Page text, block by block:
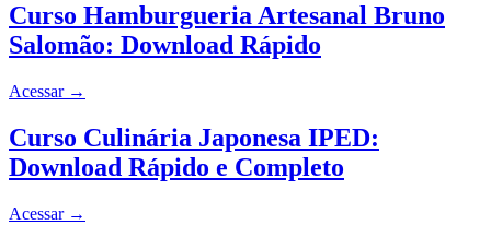
Curso Hamburgueria Artesanal Bruno
Salomão: Download Rápido
Acessar →
Curso Culinária Japonesa IPED:
Download Rápido e Completo
Acessar →